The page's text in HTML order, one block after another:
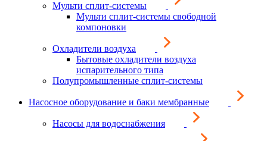
Мульти сплит-системы
Мульти сплит-системы свободной
компоновки
Охладители воздуха
Бытовые охладители воздуха
испарительного типа
Полупромышленные сплит-системы
Насосное оборудование и баки мембранные
Насосы для водоснабжения